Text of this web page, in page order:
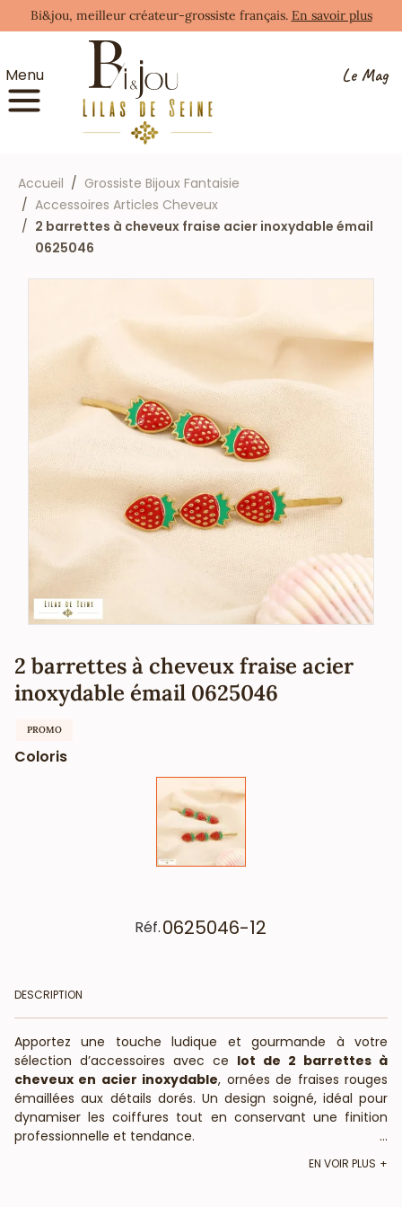
Bi&jou, meilleur créateur-grossiste français. En savoir plus
Menu Le Mag
Accueil
Grossiste Bijoux Fantaisie
Accessoires Articles Cheveux
2 barrettes à cheveux fraise acier inoxydable émail
0625046
2 barrettes à cheveux fraise acier
inoxydable émail 0625046
PROMO
Coloris
Réf.0625046-12
DESCRIPTION
Apportez une touche ludique et gourmande à votre
sélection d’accessoires avec ce lot de 2 barrettes à
cheveux en acier inoxydable, ornées de fraises rouges
émaillées aux détails dorés. Un design soigné, idéal pour
dynamiser les coiffures tout en conservant une finition
professionnelle et tendance.
...
EN VOIR PLUS